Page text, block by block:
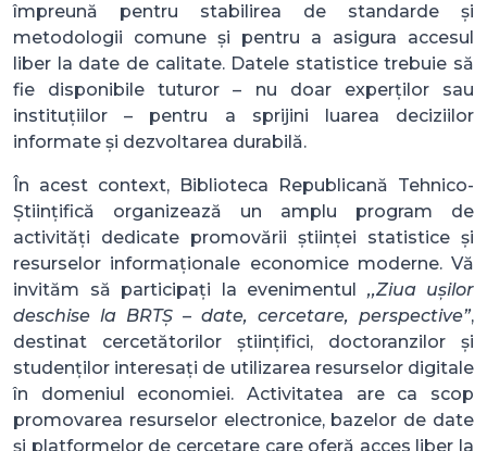
împreună pentru stabilirea de standarde și
metodologii comune și pentru a asigura accesul
liber la date de calitate. Datele statistice trebuie să
fie disponibile tuturor – nu doar experților sau
instituțiilor – pentru a sprijini luarea deciziilor
informate și dezvoltarea durabilă.
În acest context, Biblioteca Republicană Tehnico-
Științifică organizează un amplu program de
activități dedicate promovării științei statistice și
resurselor informaționale economice moderne. Vă
invităm să participați la evenimentul ,,Ziua ușilor
deschise la BRTȘ – date, cercetare, perspective”,
destinat cercetătorilor științifici, doctoranzilor și
studenților interesați de utilizarea resurselor digitale
în domeniul economiei. Activitatea are ca scop
promovarea resurselor electronice, bazelor de date
și platformelor de cercetare care oferă acces liber la